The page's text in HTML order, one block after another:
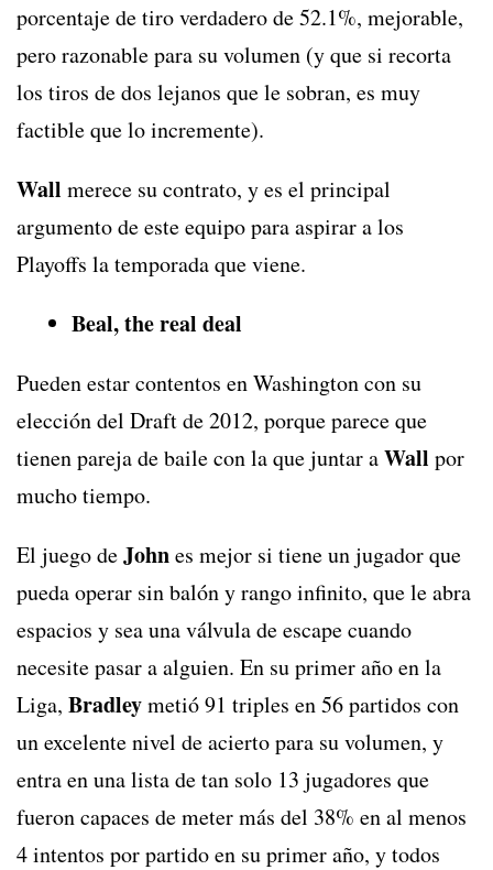
porcentaje de tiro verdadero de 52.1%, mejorable,
pero razonable para su volumen (y que si recorta
los tiros de dos lejanos que le sobran, es muy
factible que lo incremente).
Wall merece su contrato, y es el principal
argumento de este equipo para aspirar a los
Playoffs la temporada que viene.
Beal, the real deal
Pueden estar contentos en Washington con su
elección del Draft de 2012, porque parece que
tienen pareja de baile con la que juntar aWall por
mucho tiempo.
El juego deJohnes mejor si tiene un jugador que
pueda operar sin balón y rango infinito, que le abra
espacios y sea una válvula de escape cuando
necesite pasar a alguien. En su primer año en la
Liga, Bradleymetió 91 triples en 56 partidos con
un excelente nivel de acierto para su volumen, y
entra en una lista de tan solo 13 jugadores que
fueron capaces de meter más del 38% en al menos
4 intentos por partido en su primer año, y todos